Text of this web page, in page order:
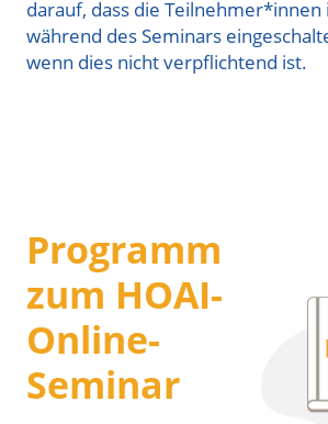
darauf, dass die Teilnehmer*innen
während des Seminars
wenn dies nicht verpflichtend ist.
Programm
zum HOAI-
Online-
Seminar